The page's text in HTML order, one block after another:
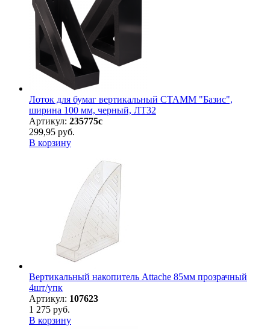
Лоток для бумаг вертикальный СТАММ "Базис",
ширина 100 мм, черный, ЛТ32
Артикул: 235775с
299,95 руб.
В корзину
Вертикальный накопитель Attache 85мм прозрачный
4шт/упк
Артикул: 107623
1 275 руб.
В корзину